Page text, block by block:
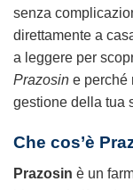
senza
direttamente a
a leggere per
Prazosin e perché
gestione della tua
Che cos’è
Prazosin è un